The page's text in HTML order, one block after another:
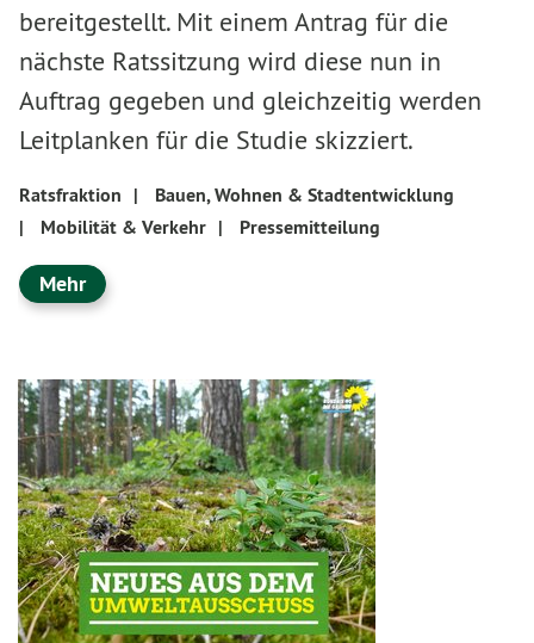
bereitgestellt. Mit einem Antrag für die
nächste Ratssitzung wird diese nun in
Auftrag gegeben und gleichzeitig werden
Leitplanken für die Studie skizziert.
Ratsfraktion |
Bauen, Wohnen & Stadtentwicklung
|
Mobilität & Verkehr | Pressemitteilung
Mehr